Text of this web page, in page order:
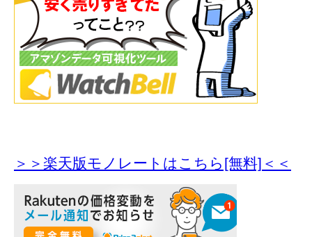
＞＞楽天版モノレートはこちら[無料]＜＜